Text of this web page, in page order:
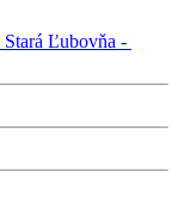
Stará Ľubovňa -